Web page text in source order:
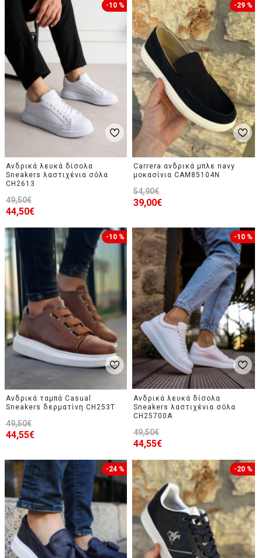
-10 %
Ανδρικά λευκά δίσολα
Sneakers λαστιχένια σόλα
CH2613
44,50€
49,50€
-29 %
Carrera ανδρικά μπλε navy
μοκασίνια CAM85104Ν
39,00€
54,90€
-10 %
Ανδρικά ταμπά Casual
Sneakers δερματίνη CH253T
44,55€
49,50€
-10 %
Ανδρικά λευκά δίσολα
Sneakers λαστιχένια σόλα
CH25700A
44,55€
49,50€
-24 % -20 %